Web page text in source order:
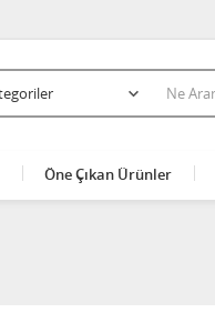
Öne Çıkan Ürünler